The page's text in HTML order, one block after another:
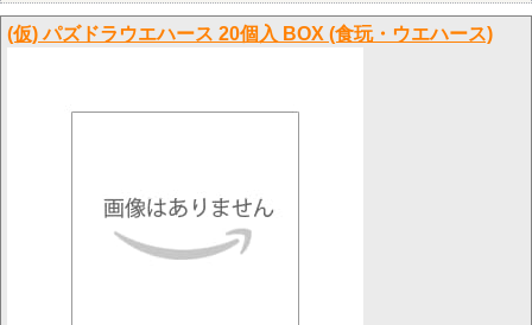
(仮) パズドラウエハース 20個入 BOX (食玩・ウエハース)